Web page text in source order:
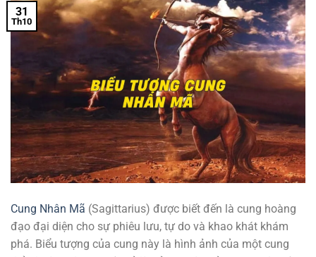
31
Th10
Cung Nhân Mã (Sagittarius) được biết đến là cung hoàng
đạo đại diện cho sự phiêu lưu, tự do và khao khát khám
phá. Biểu tượng của cung này là hình ảnh của một cung